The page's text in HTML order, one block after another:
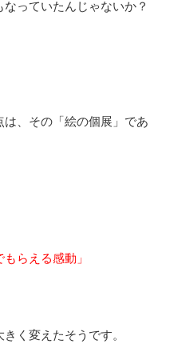
っていたんじゃないか？
、その「絵の個展」であ
らえる感動」
く変えたそうです。